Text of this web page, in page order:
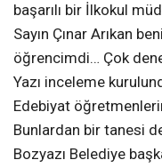
başarılı bir İlkokul
Sayın Çınar Arıkan
öğrencimdi… Çok
Yazı inceleme
Edebiyat
Bunlardan bir tanesi
Bozyazı Belediye